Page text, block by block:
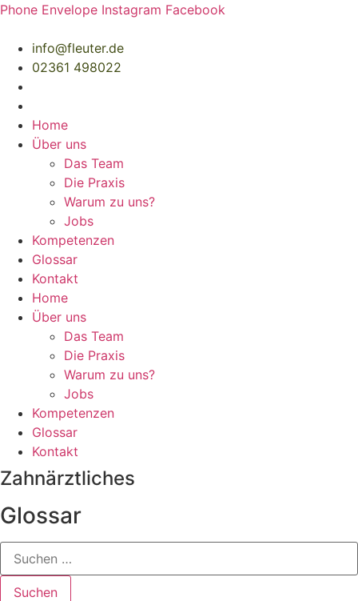
Zum
springen
Phone Envelope Instagram Facebook
info@fleuter.de
02361 498022
Home
Über uns
Das Team
Die Praxis
Warum zu uns?
Jobs
Kompetenzen
Glossar
Kontakt
Home
Über uns
Das Team
Die Praxis
Warum zu uns?
Jobs
Kompetenzen
Glossar
Kontakt
Zahn­ärztliches
Glossar
Suchen
Suchen